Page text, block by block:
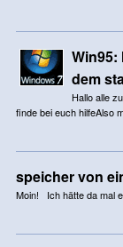
Win95:
dem
Hallo alle
finde bei euch hilfeAlso
speicher von
Moin! Ich hätte da mal